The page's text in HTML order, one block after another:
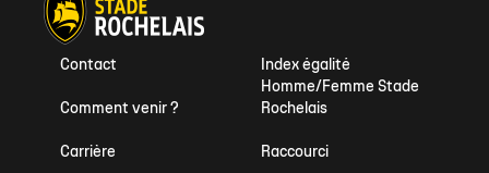
Index égalité
Homme/Femme Stade
Rochelais
Contact
Comment venir ?
Raccourci
Carrière